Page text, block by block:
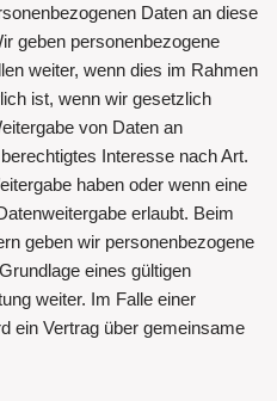
Daten an diese
geben personenbezogene
weiter, wenn dies im Rahmen
ist, wenn wir gesetzlich
von Daten an
Interesse nach Art.
haben oder wenn eine
erlaubt. Beim
geben wir personenbezogene
eines gültigen
weiter. Im Falle einer
ein Vertrag über gemeinsame